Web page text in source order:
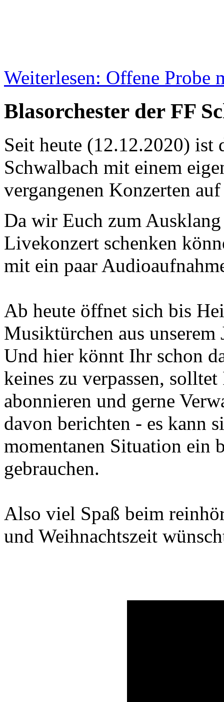
Weiterlesen: Offene Probe
Blasorchester der FF
Seit heute (12.12.2020) ist
Schwalbach mit einem
vergangenen Konzerten
Da wir Euch zum
Livekonzert schenken
mit ein paar
Ab heute öffnet sich bis
Musiktürchen aus
Und hier könnt Ihr schon
keines zu verpassen,
abonnieren und gerne
davon berichten - es kann
momentanen Situation ein
gebrauchen.
Also viel Spaß beim
und Weihnachtszeit